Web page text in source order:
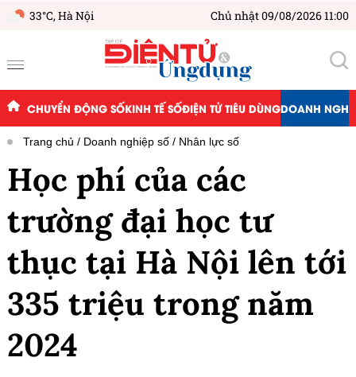
33°C,Hà Nội Chủ nhật 09/08/2026 11:00
CHUYỂN ĐỘNG SỐKINH TẾ SỐĐIỆN TỬ TIÊU DÙNGDOANH
Trang chủ Doanh nghiệp số Nhân lực số
Học phí của các
trường đại học tư
thục tại Hà Nội lên tới
335 triệu trong năm
2024